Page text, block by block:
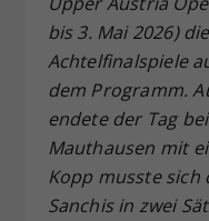
bis 3. Mai 2026)
Achtelfinalspiele
dem Programm.
endete der Tag
Mauthausen mit
Kopp musste sich
Sanchis in zwei
Zweck
Dieser
hat.